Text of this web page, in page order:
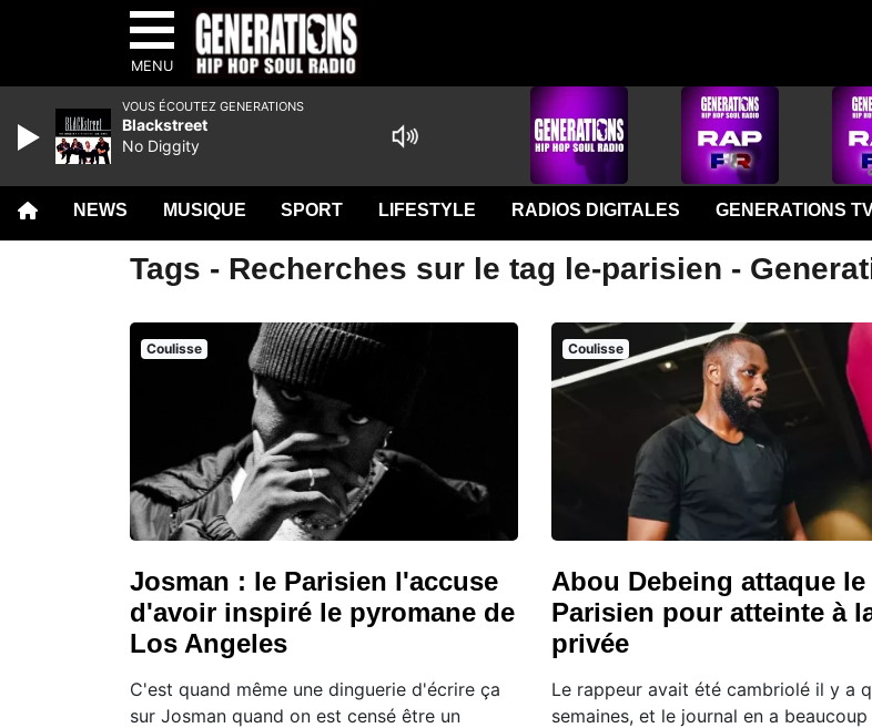
MENU
NEWS MUSIQUE SPORT LIFESTYLE RADIOS DIGITALES GENERATIONS
Tags - Recherches sur le tag le-parisien -
Coulisse
Josman : le Parisien l'accuse
d'avoir inspiré le pyromane de
Los Angeles
C'est quand même une dinguerie d'écrire ça
sur Josman quand on est censé être un
Coulisse
Abou Debeing attaque le
Parisien pour atteinte à
privée
Le rappeur avait été cambriolé il y a
semaines, et le journal en a
VOUS ÉCOUTEZ GENERATIONS
Blackstreet
No Diggity